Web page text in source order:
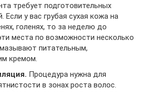
требует подготовительных
Если у вас грубая сухая кожа на
голенях, то за неделю до
места по возможности несколько
питательным,
кремом.
Процедура нужна для
в зонах роста волос.